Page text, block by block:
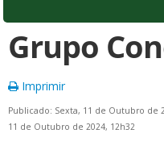
Grupo
Imprimir
Publicado: Sexta, 11 de Outubro de
11 de Outubro de 2024, 12h32